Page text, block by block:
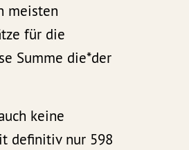
meisten
für die
Summe die*der
keine
definitiv nur 598